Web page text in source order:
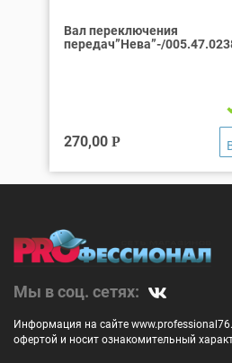
Вал переключения
передач”Нева”-/
270,00 Р
Мы в соц. сетях:
Информация на сайте
офертой и носит ознакомительный